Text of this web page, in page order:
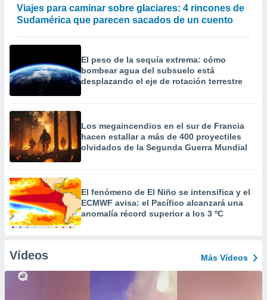
Viajes para caminar sobre glaciares: 4 rincones de
Sudamérica que parecen sacados de un cuento
El peso de la sequía extrema: cómo
bombear agua del subsuelo está
desplazando el eje de rotación terrestre
Los megaincendios en el sur de Francia
hacen estallar a más de 400 proyectiles
olvidados de la Segunda Guerra Mundial
El fenómeno de El Niño se intensifica y el
ECMWF avisa: el Pacífico alcanzará una
anomalía récord superior a los 3 ºC
Vídeos Más Vídeos